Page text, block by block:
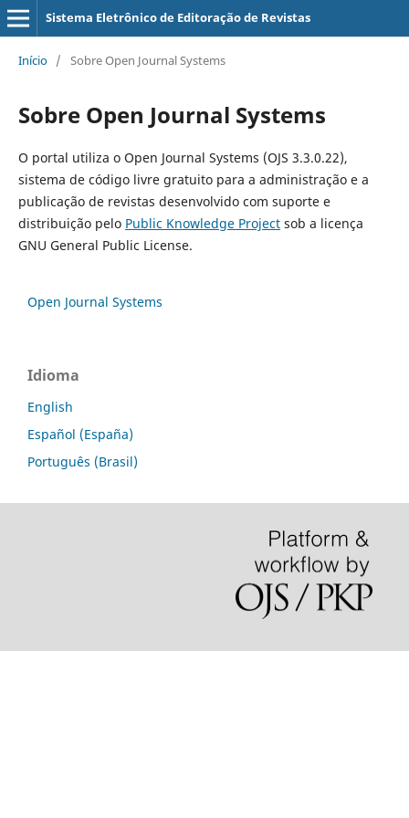
Sistema Eletrônico de Editoração de Revistas
Início / Sobre Open Journal Systems
Sobre Open Journal Systems
O portal utiliza o Open Journal Systems (OJS 3.3.0.22),
sistema de código livre gratuito para a administração e a
publicação de revistas desenvolvido com suporte e
distribuição pelo Public Knowledge Projectsob a licença
GNU General Public License.
Open Journal Systems
Idioma
English
Español (España)
Português (Brasil)